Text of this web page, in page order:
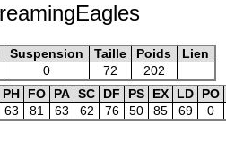
Suspension Taille Poids
Lien
0 72
202
PH FO PA SC DF PS EX LD
PO
63 81 63 62 76 50 85 69 0